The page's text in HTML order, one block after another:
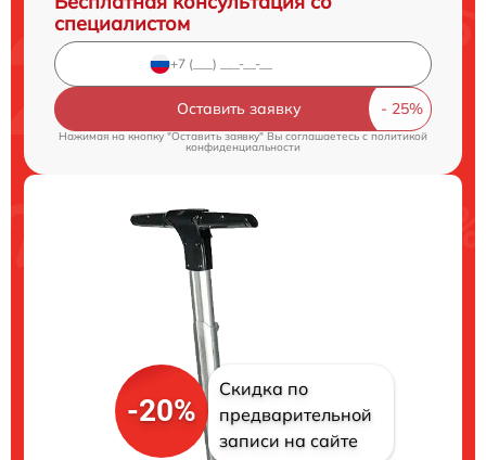
специалистом
Оставить заявку
Нажимая на кнопку "Оставить заявку" Вы соглашаетесь cполитикой
конфиденциальности
-20%
Скидка по
предварительной
записи на сайте